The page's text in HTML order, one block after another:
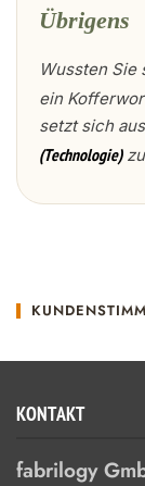
Übrigens
Wussten Sie
ein
setzt sich aus
(Technologie)
KONTAKT
fabrilogy